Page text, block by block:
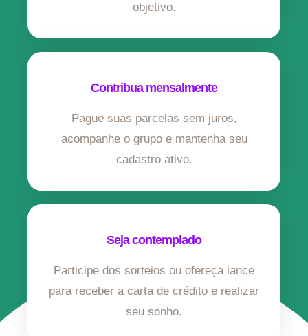
objetivo.
Contribua mensalmente
Pague suas parcelas sem juros,
acompanhe o grupo e mantenha seu
cadastro ativo.
Seja contemplado
Participe dos sorteios ou ofereça lance
para receber a carta de crédito e realizar
seu sonho.